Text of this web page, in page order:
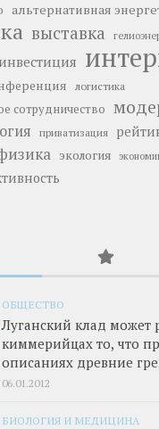
альтернативная
выставка
инвестиция
логистика
сотрудничество
приватизация
экология
ОБЩЕСТВО
Луганский клад может
киммерийцах то, что
описаниях древние
06.01.2012
БИОЛОГИЯ И МЕДИЦИНА